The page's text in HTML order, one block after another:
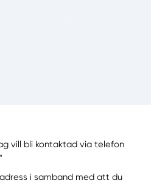
vill bli kontaktad via telefon
i samband med att du